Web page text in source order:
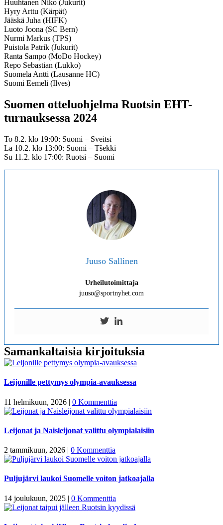
Huuhtanen Niko (Jukurit)
Hyry Arttu (Kärpät)
Jääskä Juha (HIFK)
Luoto Joona (SC Bern)
Nurmi Markus (TPS)
Puistola Patrik (Jukurit)
Ranta Sampo (MoDo Hockey)
Repo Sebastian (Lukko)
Suomela Antti (Lausanne HC)
Suomi Eemeli (Ilves)
Suomen otteluohjelma Ruotsin EHT-
turnauksessa 2024
To 8.2. klo 19:00: Suomi – Sveitsi
La 10.2. klo 13:00: Suomi – Tšekki
Su 11.2. klo 17:00: Ruotsi – Suomi
Juuso Sallinen
Urheilutoimittaja
juuso@sportnyhet.com
Samankaltaisia kirjoituksia
Leijonille pettymys olympia-avauksessa
11 helmikuun, 2026 | 0 Kommenttia
Leijonat ja Naisleijonat valittu olympialaisiin
2 tammikuun, 2026 | 0 Kommenttia
Puljujärvi laukoi Suomelle voiton jatkoajalla
14 joulukuun, 2025 | 0 Kommenttia